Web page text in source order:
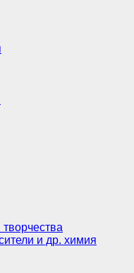
и др. химия